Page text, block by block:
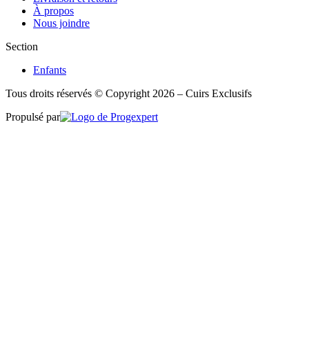
À propos
Nous joindre
Section
Enfants
Tous droits réservés © Copyright 2026 – Cuirs Exclusifs
Propulsé par